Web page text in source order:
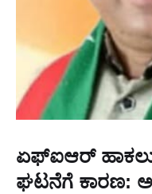
ಏಫ್‌ಐಆರ್‌
ಘಟನೆಗೆ ಕಾರಣ: